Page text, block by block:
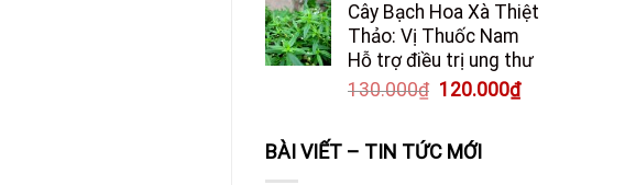
là:
130.000₫.
tại
120.000₫.
Cây Bạch Hoa Xà Thiệt
Thảo: Vị Thuốc Nam
Hỗ trợ điều trị ung thư
130.000₫ Giá
là:
130.000₫.
120.000₫Giá
BÀI VIẾT – TIN TỨC MỚI